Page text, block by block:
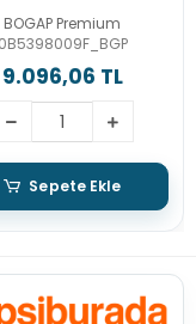
BOGAP Premium
0B5398009F_BGP
9.096,06 TL
Sepete Ekle